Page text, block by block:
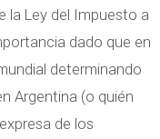
la Ley del Impuesto a
dado que en
determinando
Argentina (o quién
de los